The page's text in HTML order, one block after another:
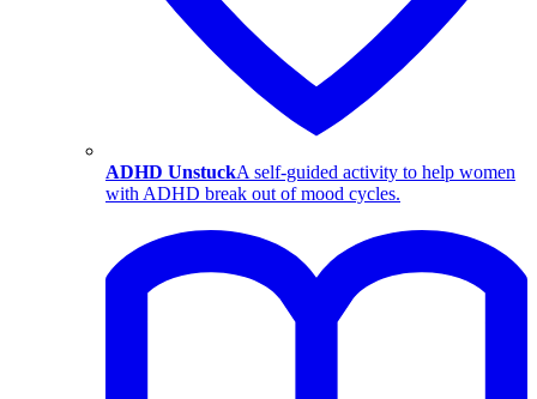
ADHD UnstuckA self-guided activity to help women
with ADHD break out of mood cycles.